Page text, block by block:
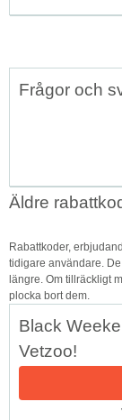
Frågor och
Äldre
Rabattkoder,
tidigare användare.
längre. Om tillräckligt
plocka bort dem.
Black
Vetzoo!